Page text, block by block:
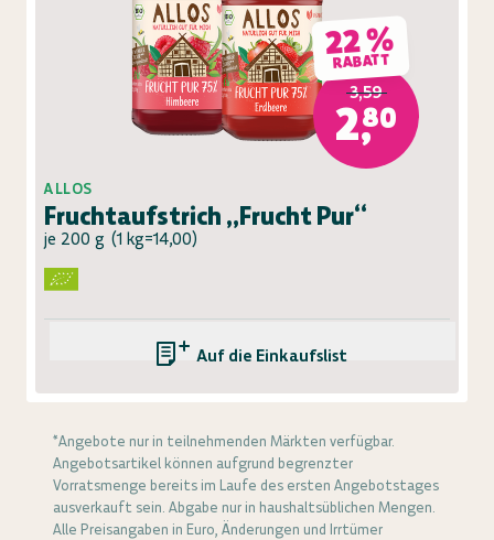
22 %
RABATT
3,59
2,80
ALLOS
Fruchtaufstrich „Frucht Pur“
je 200 g (1 kg=14,00)
Auf die Einkaufsliste
*Angebote nur in teilnehmenden Märkten verfügbar.
Angebotsartikel können aufgrund begrenzter
Vorratsmenge bereits im Laufe des ersten Angebotstages
ausverkauft sein. Abgabe nur in haushaltsüblichen Mengen.
Alle Preisangaben in Euro, Änderungen und Irrtümer